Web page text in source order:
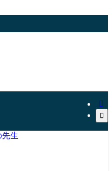
み方とリスク管理の秘訣
先生